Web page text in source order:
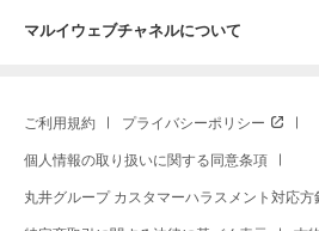
マルイウェブチャネルについて
ご利用規約 プライバシーポリシー
個人情報の取り扱いに関する同意条項
丸井グループ カスタマーハラスメント対応方